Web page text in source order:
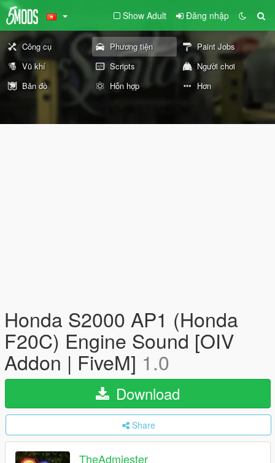
Show Adult Đăng nhập
Công cụ Phương tiện
Paint Jobs
Vũ khí
Scripts
Người chơi
Bản đồ
Hỗn hợp Hơn
Honda S2000 AP1 (Honda
F20C) Engine Sound [OIV
Addon | FiveM] 1.0
Download
Share
TheAdmiester